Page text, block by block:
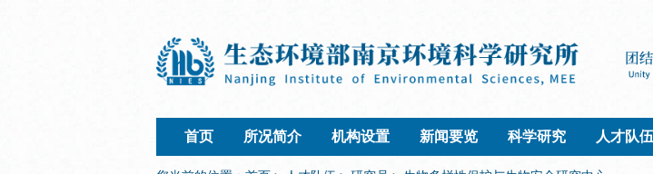
首页 所况简介 机构设置 新闻要览 科学研究 人才队伍